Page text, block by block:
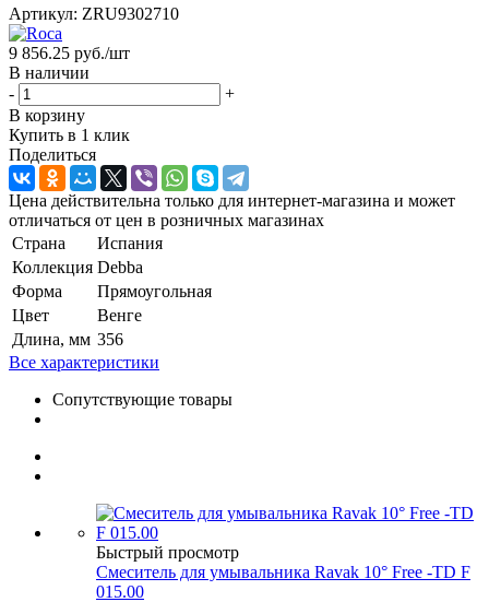
Артикул: ZRU9302710
9 856.25 руб./шт
В наличии
-
+
В корзину
Купить в 1 клик
Поделиться
Цена действительна только для интернет-магазина и может
отличаться от цен в розничных магазинах
Страна
Испания
Коллекция Debba
Форма
Прямоугольная
Цвет
Венге
Длина, мм 356
Все характеристики
Сопутствующие товары
Быстрый просмотр
Смеситель для умывальника Ravak 10° Free -TD F
015.00